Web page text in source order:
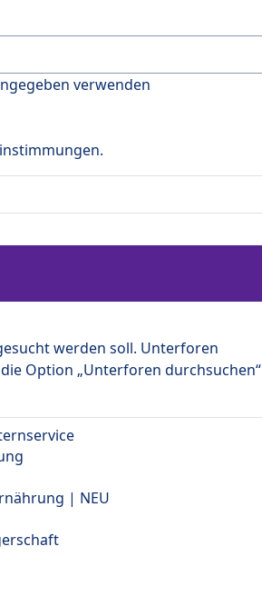
verwenden
werden soll. Unterforen
Option „Unterforen durchsuchen“